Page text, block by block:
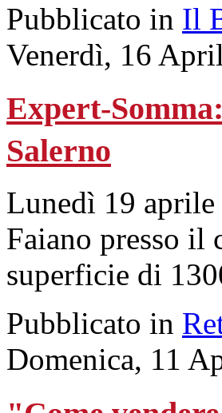
Pubblicato in Il
Venerdì, 16
Expert-
Salerno
Lunedì 19
Faiano presso il
superficie di
Pubblicato in
Domenica, 11